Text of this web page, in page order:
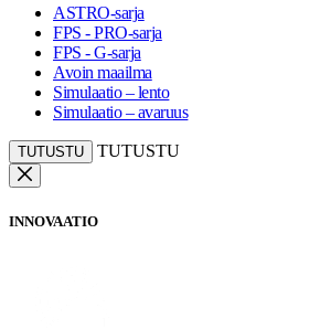
ASTRO-sarja
FPS - PRO-sarja
FPS - G-sarja
Avoin maailma
Simulaatio – lento
Simulaatio – avaruus
TUTUSTU TUTUSTU
INNOVAATIO